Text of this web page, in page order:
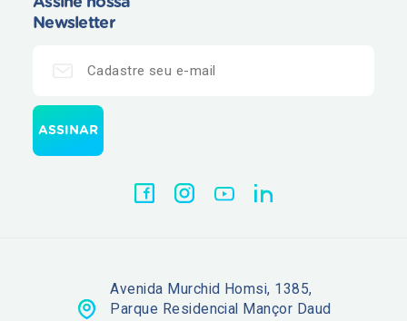
Newsletter
Avenida Murchid Homsi, 1385,
Parque Residencial Mançor Daud